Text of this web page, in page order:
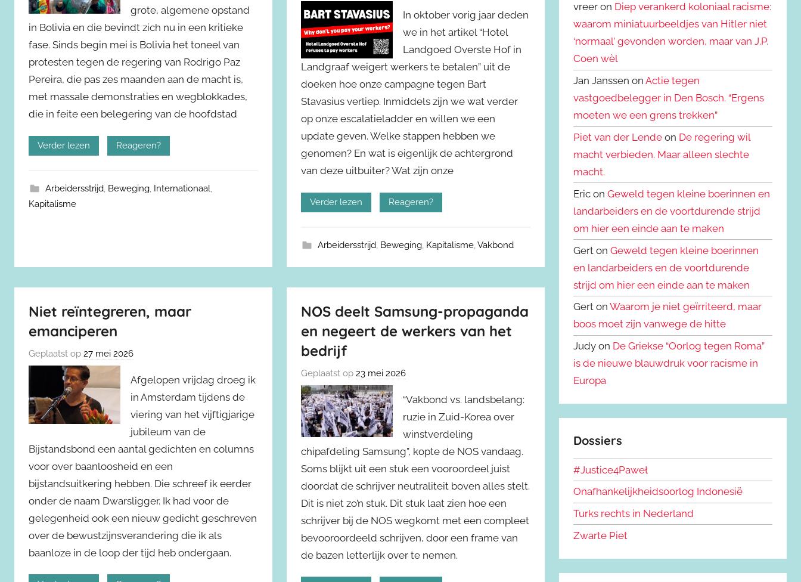
grote, algemene opstand
in Bolivia en die bevindt zich nu in een kritieke
fase. Sinds begin mei is Bolivia het toneel van
protesten tegen de regering van Rodrigo Paz
Pereira, die pas zes maanden aan de macht is,
met massale demonstraties en wegblokkades,
die in feite een belegering van de hoofdstad
Verder lezen Reageren?
Arbeidersstrijd, Beweging, Internationaal,
Kapitalisme
In oktober vorig jaar deden
we in het artikel “Hotel
Landgoed Overste Hof in
Landgraaf weigert werkers te betalen” uit de
doeken hoe onze campagne tegen Bart
Stavasius verliep. Inmiddels zijn we wat verder
op onze escalatieladder en willen we een
update geven. Welke stappen hebben we
genomen? En wat is eigenlijk de achtergrond
van deze uitbuiter? Wat zijn onze
Verder lezen Reageren?
Arbeidersstrijd, Beweging, Kapitalisme,Vakbond
Niet reïntegreren, maar
emanciperen
Geplaatst op 27 mei 2026
Afgelopen vrijdag droeg ik
in Amsterdam tijdens de
viering van het vijftigjarige
jubileum van de
Bijstandsbond een aantal gedichten en columns
voor over baanloosheid en een
bijstandsuitkering hebben. Die schreef ik eerder
onder de naam Dwarsligger. Ik had voor de
gelegenheid ook een nieuw gedicht geschreven
over de bewustzijnsverandering die ik als
baanloze in de loop der tijd heb ondergaan.
NOS deelt Samsung-propaganda
en negeert de werkers van het
bedrijf
Geplaatst op23 mei 2026
“Vakbond vs. landsbelang:
ruzie in Zuid-Korea over
winstverdeling
chipafdeling Samsung”, kopte de NOS vandaag.
Soms blijkt uit een stuk een vooroordeel juist
doordat de schrijver neutraliteit boven alles stelt.
Dit is niet zo’n stuk. Dit stuk laat zien hoe een
schrijver bij de NOS wegkomt met een compleet
bevooroordeeld schrijven, door een frame van
de bazen letterlijk over te nemen.
vreer on Diep verankerd koloniaal racisme:
waarom miniatuurbeeldjes van Hitler niet
‘normaal’ gevonden worden, maar van J.P.
Coen wèl
Jan Janssen onActie tegen
vastgoedbelegger in Den Bosch. “Ergens
moeten we een grens trekken”
Piet van der Lende on De regering wil
macht verbieden. Maar alleen slechte
macht.
Eric onGeweld tegen kleine boerinnen en
landarbeiders en de voortdurende strijd
om hier een einde aan te maken
Gert onGeweld tegen kleine boerinnen
en landarbeiders en de voortdurende
strijd om hier een einde aan te maken
Gert onWaarom je niet geïrriteerd, maar
boos moet zijn vanwege de hitte
Judy on De Griekse “Oorlog tegen Roma”
is de nieuwe blauwdruk voor racisme in
Europa
Dossiers
#Justice4Paweł
Onafhankelijkheidsoorlog Indonesië
Turks rechts in Nederland
Zwarte Piet